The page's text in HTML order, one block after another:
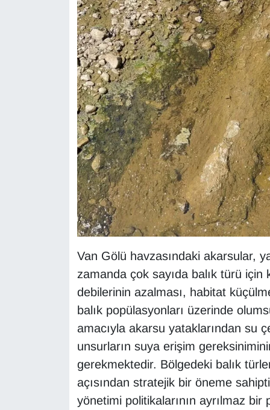
Van Gölü havzasındaki akarsular,
zamanda çok sayıda balık türü için
debilerinin azalması, habitat
balık popülasyonları üzerinde
amacıyla akarsu yataklarından su
unsurların suya erişim
gerekmektedir. Bölgedeki balık
açısından stratejik bir öneme
yönetimi politikalarının ayrılmaz bir
VAN'DA SPOR